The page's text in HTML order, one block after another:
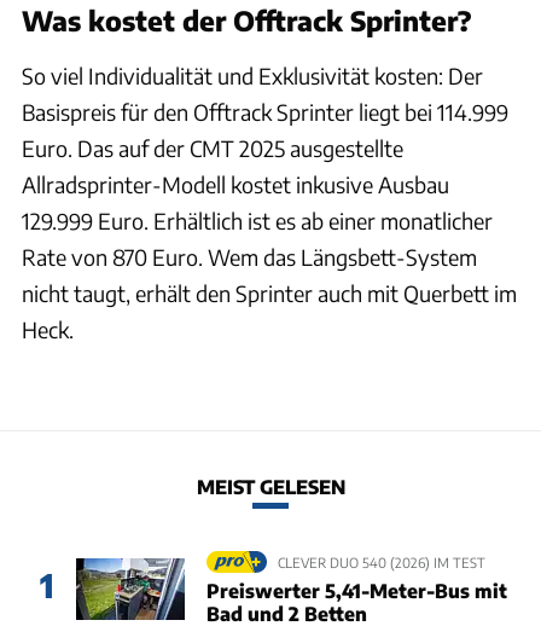
Was kostet der Offtrack Sprinter?
So viel Individualität und Exklusivität kosten: Der
Basispreis für den Offtrack Sprinter liegt bei 114.999
Euro. Das auf der CMT 2025 ausgestellte
Allradsprinter-Modell kostet inkusive Ausbau
129.999 Euro. Erhältlich ist es ab einer monatlicher
Rate von 870 Euro. Wem das Längsbett-System
nicht taugt, erhält den Sprinter auch mit Querbett im
Heck.
MEIST GELESEN
1
CLEVER DUO 540 (2026) IM TEST
Preiswerter 5,41-Meter-Bus mit
Bad und 2 Betten